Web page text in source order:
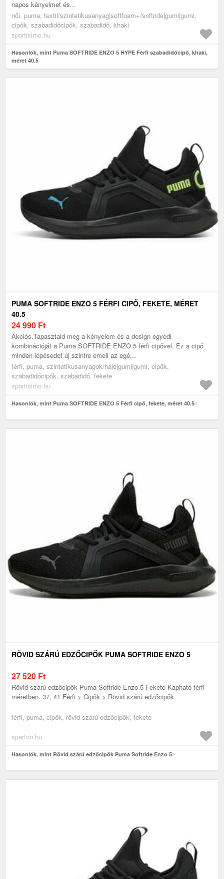
napos kényelmet és...
női, puma, textil/szintetikusanyag|softfoam+/softride|gumi|gumi,
cipők, szabadidőcipők, szabadidő, khaki
sportisimo.hu
Hasonlók, mint Puma SOFTRIDE ENZO 5 HYPE Férfi szabadidőcipő, khaki,
méret 40.5
PUMA SOFTRIDE ENZO 5 FÉRFI CIPŐ, FEKETE, MÉRET
40.5
24 990 Ft
Akciós.Tapasztald meg a kényelem és a design egyedi
kombinációját a Puma SOFTRIDE ENZO 5 férfi cipővel. Ez a cipő
minden lépésedet új szintre emeli az egé...
férfi, puma, szintetikusanyagok/háló|gumi|gumi, cipők,
szabadidőcipők, szabadidő, fekete
sportisimo.hu
Hasonlók, mint Puma SOFTRIDE ENZO 5 Férfi cipő, fekete, méret 40.5
RÖVID SZÁRÚ EDZŐCIPŐK PUMA SOFTRIDE ENZO 5
27 520 Ft
Rövid szárú edzőcipők Puma Softride Enzo 5 Fekete Kapható férfi
méretben. 37, 41 Férfi > Cipők > Rövid szárú edzőcipők
férfi, puma, cipők, rövid szárú edzőcipők, fekete
spartoo.hu
Hasonlók, mint Rövid szárú edzőcipők Puma Softride Enzo 5